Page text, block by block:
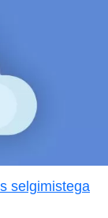
selgimistega